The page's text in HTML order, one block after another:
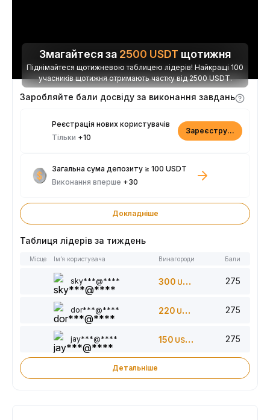
Змагайтеся за 2500 USDT щотижня
Піднімайтеся щотижневою таблицею лідерів! Найкращі 100
учасників щотижня отримають частку від 2500 USDT.
Заробляйте бали досвіду за виконання завдань
Реєстрація нових користувачів
Тільки +10
Зареєструватися
Загальна сума депозиту ≥ 100 USDT
Виконання вперше +30
Докладніше
Таблиця лідерів за тиждень
Місце Ім’я користувача Винагороди Бали
sky***@**** 300 USDT 275
dor***@**** 220 USDT 275
jay***@**** 150 USDT 275
Детальніше